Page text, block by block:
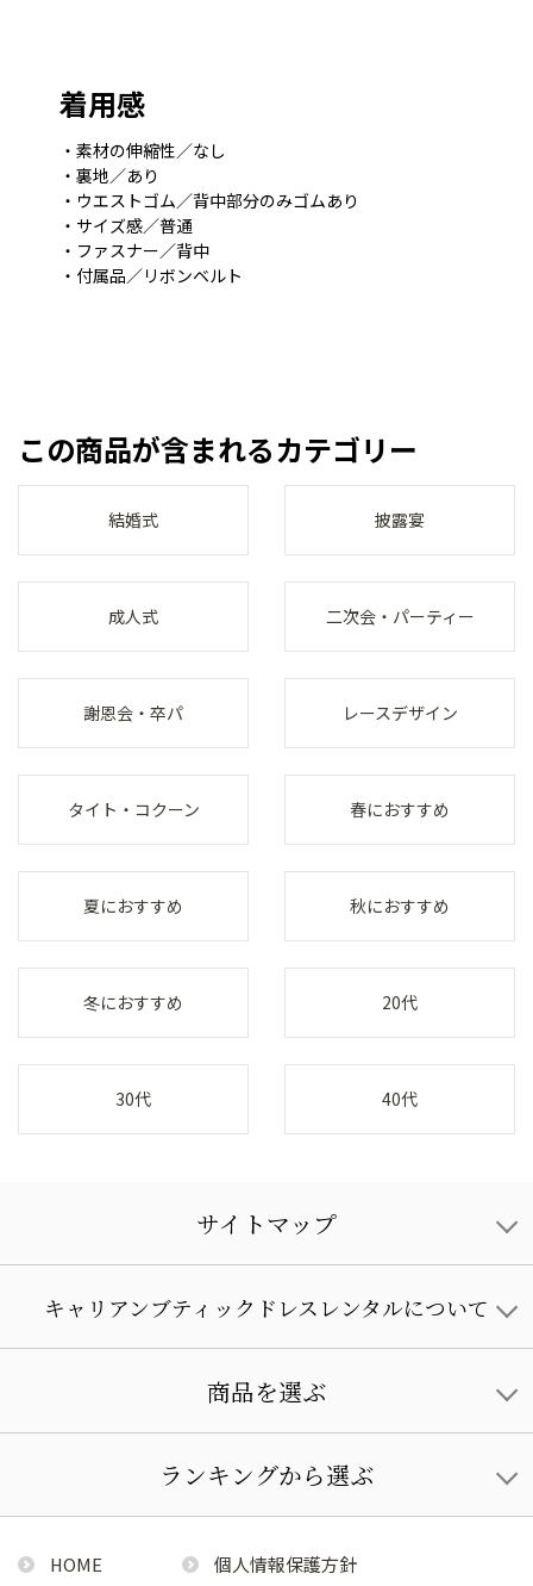
着用感
・素材の伸縮性／なし
・裏地／あり
・ウエストゴム／背中部分のみゴムあり
・サイズ感／普通
・ファスナー／背中
・付属品／リボンベルト
この商品が含まれるカテゴリー
結婚式 披露宴
成人式 二次会・パーティー
謝恩会・卒パ レースデザイン
タイト・コクーン 春におすすめ
夏におすすめ 秋におすすめ
冬におすすめ 20代
30代 40代
サイトマップ
キャリアンブティックドレスレンタルについて
商品を選ぶ
ランキングから選ぶ
HOME 個人情報保護方針